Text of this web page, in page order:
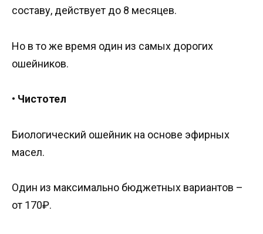
составу, действует до 8 месяцев.
Но в то же время один из самых дорогих
ошейников.
• Чистотел
Биологический ошейник на основе эфирных
масел.
Один из максимально бюджетных вариантов –
от 170₽.